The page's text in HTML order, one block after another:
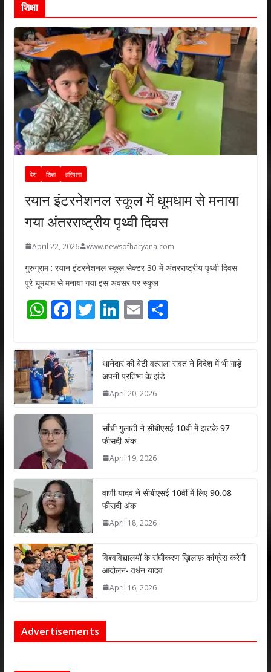
शिक्षा
देश शिक्षा हरियाणा
रयान इंटरनेशनल स्कूल में धूमधाम से मनाया
गया अंतरराष्ट्रीय पृथ्वी दिवस
April 22, 2026 www.newsofharyana.com
गुरुग्राम : रयान इंटरनेशनल स्कूल सेक्टर 30 में अंतरराष्ट्रीय पृथ्वी दिवस
पूरे धूमधाम से मनाया गया इस अवसर पर स्कूल
W
at
s
A
p
p
F
e
b
o
o
T
er
Li
e
dI
E
l
S
e
थानेदार की बेटी वत्सला रावत ने विदेश में भी गाड़े
अपनी प्रतिभा के झंडे
April 20, 2026
साँची गुलाटी ने सीबीएसई 10वीं में झटके 97
फीसदी अंक
April 19, 2026
वाणी यादव ने सीबीएसई 10वीं में लिए 90.08
फीसदी अंक
April 18, 2026
विश्वविद्यालयों के संघीकरण ख़िलाफ़ कांग्रेस करेगी
आंदोलन- वर्धन यादव
April 16, 2026
Advertisements